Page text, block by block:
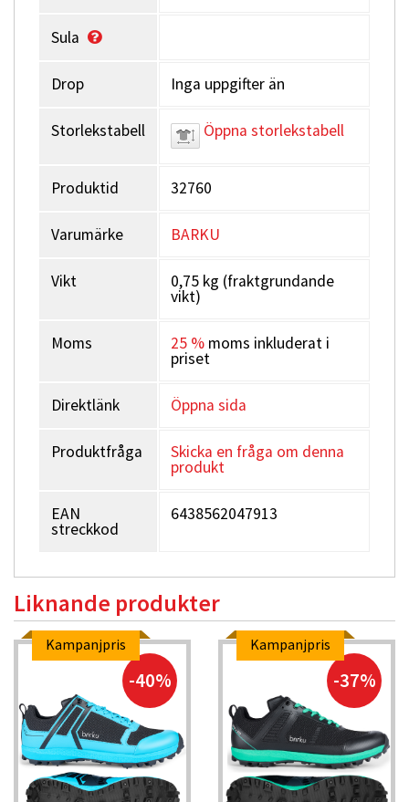
Sula
Drop Inga uppgifter än
Storlekstabell Öppna storlekstabell
Produktid 32760
Varumärke BARKU
Vikt 0,75 kg (fraktgrundande
vikt)
Moms 25 % moms inkluderat i
priset
Direktlänk Öppna sida
Produktfråga Skicka en fråga om denna
produkt
EAN
streckkod
6438562047913
Liknande produkter
Kampanjpris
-40%
Kampanjpris
-37%